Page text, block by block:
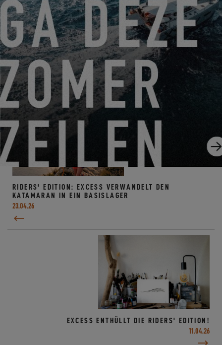
RIDERS' EDITION: EXCESS VERWANDELT DEN
KATAMARAN IN EIN BASISLAGER
23.04.26
EXCESS ENTHÜLLT DIE RIDERS' EDITION!
11.04.26